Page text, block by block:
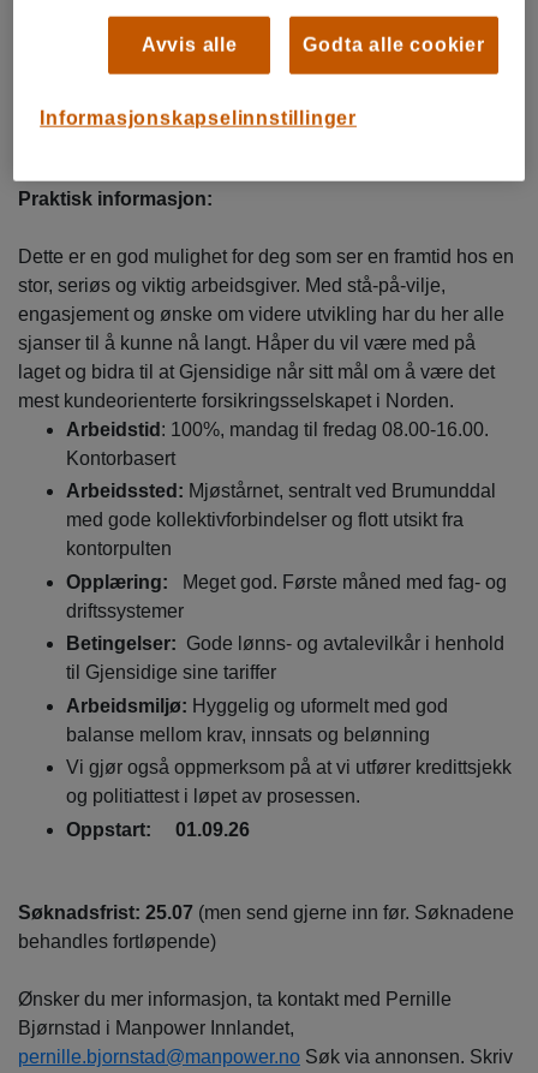
Kommuniserer godt både muntlig og skriftlig
Motivert og lærevillig med langtidsutsikter for å bli i
Flytende norsk-kunnskaper
Praktisk informasjon:
Dette er en god mulighet for deg som ser en framtid hos en
stor, seriøs og viktig arbeidsgiver. Med stå-på-vilje,
engasjement og ønske om videre utvikling har du her alle
sjanser til å kunne nå langt. Håper du vil være med på
laget og bidra til at Gjensidige når sitt mål om å være det
mest kundeorienterte forsikringsselskapet i Norden.
Arbeidstid : 100%, mandag til fredag 08.00-16.00.
Kontorbasert
Arbeidssted: Mjøstårnet, sentralt ved Brumunddal
med gode kollektivforbindelser og flott utsikt fra
kontorpulten
Opplæring: Meget god. Første måned med fag- og
driftssystemer
Betingelser: Gode lønns- og avtalevilkår i henhold
til Gjensidige sine tariffer
Arbeidsmiljø: Hyggelig og uformelt med god
balanse mellom krav, innsats og belønning
Vi gjør også oppmerksom på at vi utfører kredittsjekk
og politiattest i løpet av prosessen.
Oppstart: 01.09.26
Søknadsfrist: 25.07 (men send gjerne inn før. Søknadene
behandles fortløpende)
Ønsker du mer informasjon, ta kontakt med Pernille
Bjørnstad i Manpower Innlandet,
pernille.bjornstad@manpower.no Søk via annonsen. Skriv
Informasjonskapselinnstillinger
Avvis alle Godta alle cookier